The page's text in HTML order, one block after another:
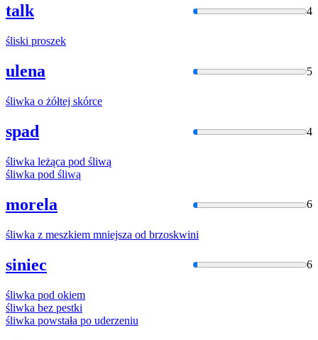
talk 4
śliski proszek
ulena 5
śliwka o żółtej skórce
spad 4
śliwka leżąca pod śliwą
śliwka pod śliwą
morela 6
śliwka z meszkiem mniejsza od brzoskwini
siniec 6
śliwka pod okiem
śliwka bez pestki
śliwka powstała po uderzeniu